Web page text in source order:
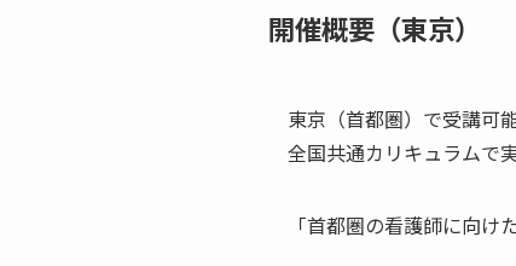
開催概要（東京）
東京（首都圏）で受講可
全国共通カリキュラムで
「首都圏の看護師に向け